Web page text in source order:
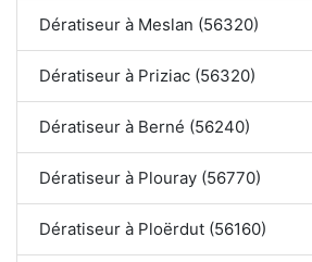
Dératiseur à Meslan (56320)
Dératiseur à Priziac (56320)
Dératiseur à Berné (56240)
Dératiseur à Plouray (56770)
Dératiseur à Ploërdut (56160)